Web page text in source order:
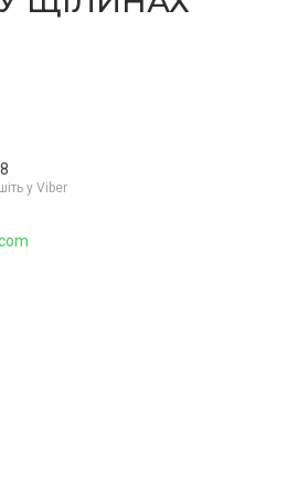
у Viber